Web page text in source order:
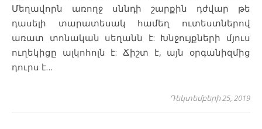
Մեղավորն առողջ սննդի շարքին դժվար թե
դասելի տարատեսակ համեղ ուտեստներով
առատ տոնական սեղանն է: Խնջույքների մյուս
ուղեկիցը ալկոհոլն է: Ճիշտ է, այն օրգանիզմից
դուրս է…
Դեկտեմբերի 25, 2019